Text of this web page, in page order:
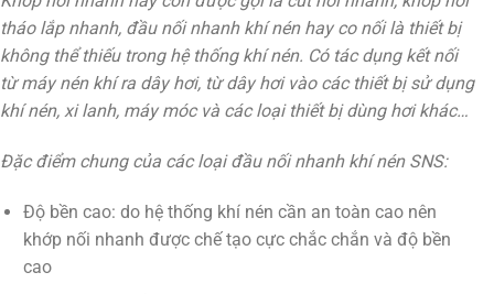
tháo lắp nhanh, đầu nối nhanh khí nén hay co nối là thiết bị
không thể thiếu trong hệ thống khí nén. Có tác dụng kết nối
từ máy nén khí ra dây hơi, từ dây hơi vào các thiết bị sử dụng
khí nén, xi lanh, máy móc và các loại thiết bị dùng hơi khác…
Đặc điểm chung của các loại đầu nối nhanh khí nén SNS:
Độ bền cao: do hệ thống khí nén cần an toàn cao nên
khớp nối nhanh được chế tạo cực chắc chắn và độ bền
cao